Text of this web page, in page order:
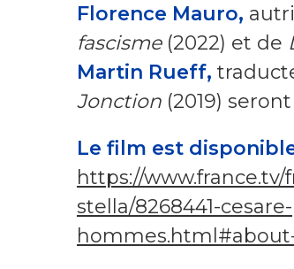
Florence Mauro,
fascisme(2022) et de
Martin Rueff,
Jonction (2019)
Le film est
https://
stella/8268441-